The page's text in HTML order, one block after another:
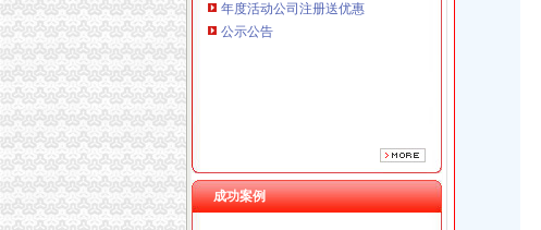
年度活动公司注册送优惠
公示公告
成功案例
重庆鸽牌电线电缆有限公司 渝北10010万 (进出口权)